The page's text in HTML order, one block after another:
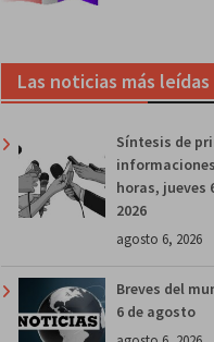
Las noticias más leídas
Síntesis de
horas, jueves
2026
agosto 6, 2026
Breves del
6 de agosto